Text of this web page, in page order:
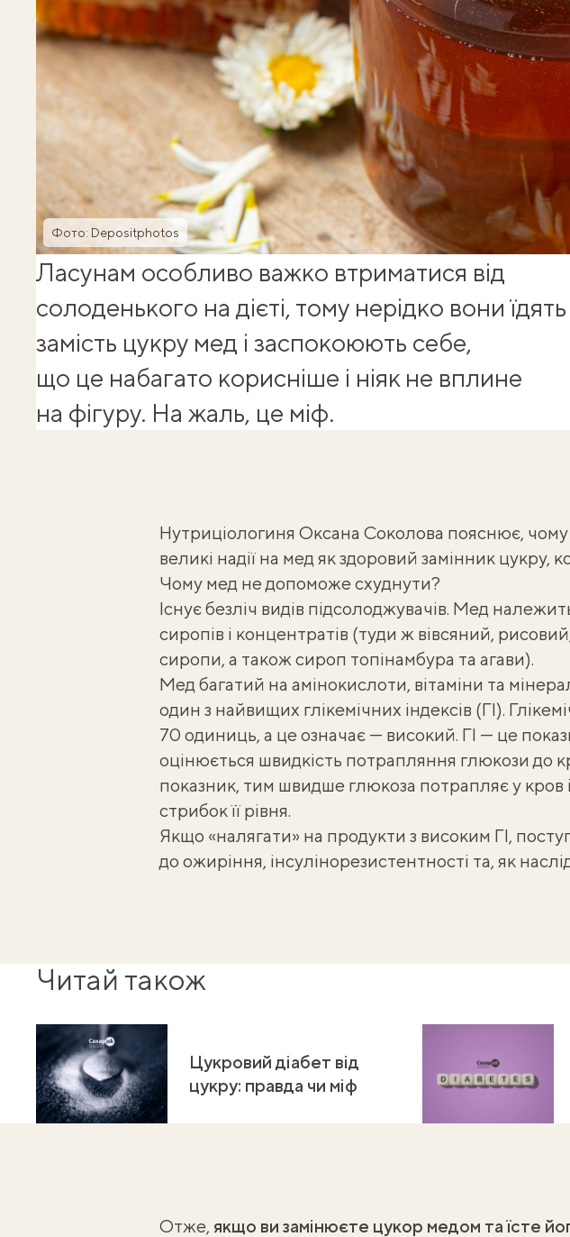
Фото: Depositphotos
Ласунам особливо важко втриматися від
солоденького на дієті, тому нерідко вони їдять
замість цукру мед і заспокоюють себе,
що це набагато корисніше і ніяк не вплине
на фігуру. На жаль, це міф.
Нутриціологиня Оксана Соколова пояснює,
великі надії на мед як здоровий замінник цукру,
Чому мед не допоможе схуднути?
Існує безліч видів підсолоджувачів. Мед
сиропів і концентратів (туди ж вівсяний,
сиропи, а також сироп топінамбура та агави).
Мед багатий на амінокислоти, вітаміни та
один з найвищих глікемічних індексів (ГІ).
70 одиниць, а це означає — високий. ГІ — це
оцінюється швидкість потрапляння глюкози до
показник, тим швидше глюкоза потрапляє у кров
стрибок її рівня.
Якщо «налягати» на продукти з високим ГІ,
до ожиріння, інсулінорезистентності та, як
Читай також
Цукровий діабет від
цукру: правда чи міф
Отже, якщо ви замінюєте цукор медом та їсте